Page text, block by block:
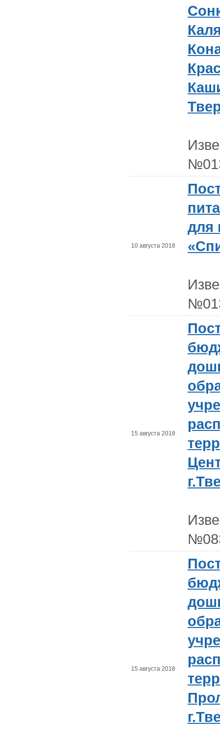
10 августа 2018
для
15 августа 2018
15 августа 2018